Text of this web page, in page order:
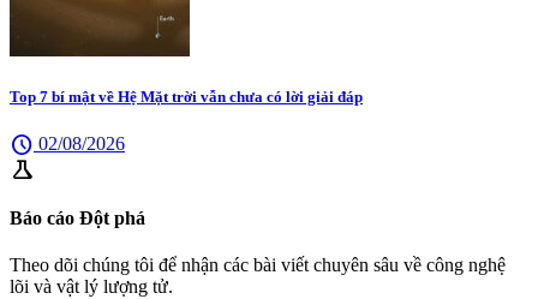
Top 7 bí mật về Hệ Mặt trời vẫn chưa có lời giải đáp
schedule 02/08/2026
science
Báo cáo Đột phá
Theo dõi chúng tôi để nhận các bài viết chuyên sâu về công nghệ
lõi và vật lý lượng tử.